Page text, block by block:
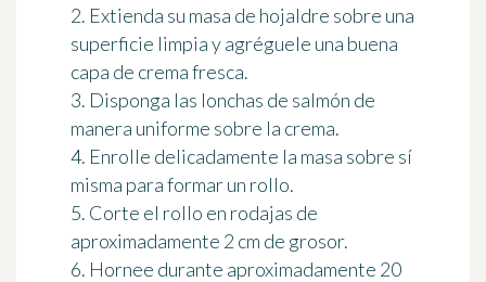
2. Extienda su masa de hojaldre sobre una
superficie limpia y agréguele una buena
capa de crema fresca.
3. Disponga las lonchas de salmón de
manera uniforme sobre la crema.
4. Enrolle delicadamente la masa sobre sí
misma para formar un rollo.
5. Corte el rollo en rodajas de
aproximadamente 2 cm de grosor.
6. Hornee durante aproximadamente 20